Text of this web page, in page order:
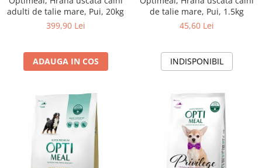
adulti de talie mare, Pui, 20kg
399,90 Lei
ADAUGA IN COS
de talie mare, Pui, 1.5kg
45,60 Lei
INDISPONIBIL